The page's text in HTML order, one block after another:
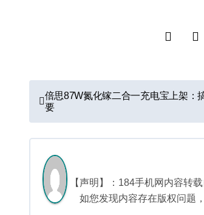
文
章
导
航
倍思87W氮化镓二合一充电宝上架：
要
【声明】：184手机网内容转
如您发现内容存在版权问题